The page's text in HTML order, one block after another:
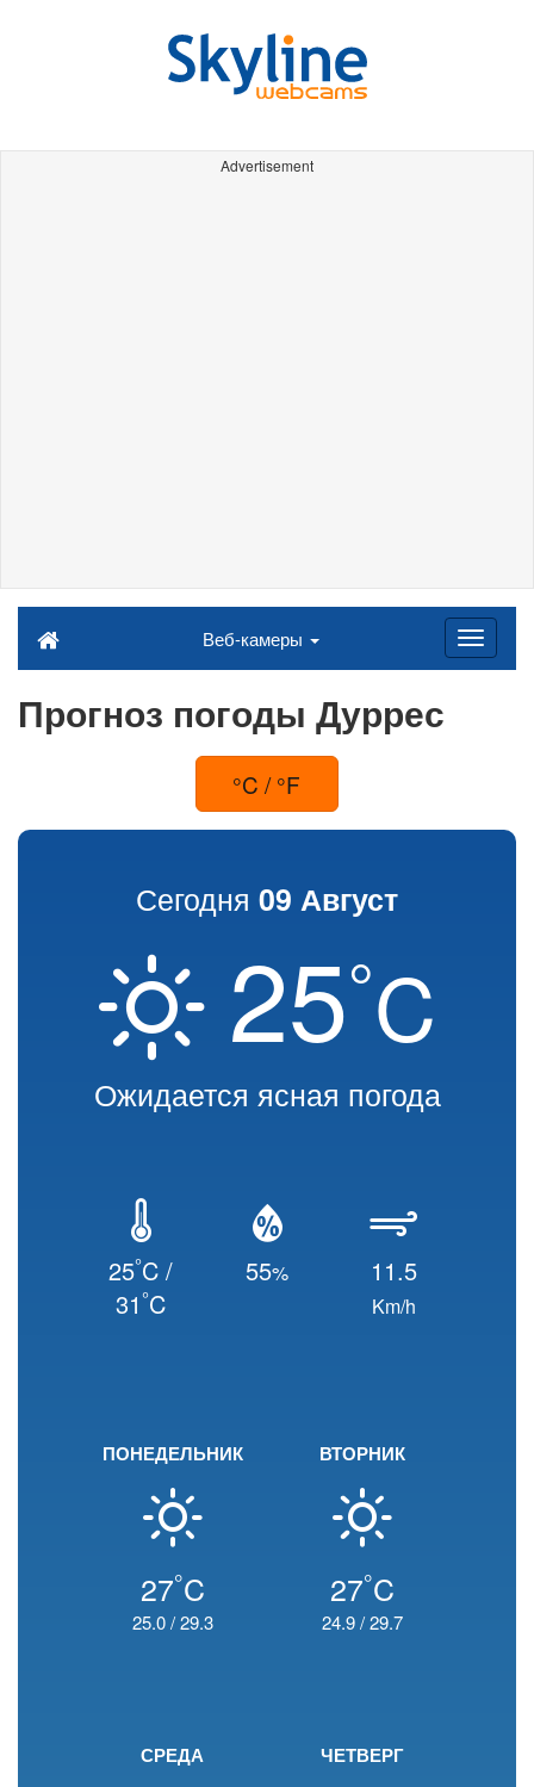
Advertisement
Веб-камеры
Прогноз погоды Дуррес
°C / °F
Сегодня 09 Август
25°C
Ожидается ясная погода
25°C /
31°C
55% 11.5
Km/h
ПОНЕДЕЛЬНИК
27°C
25.0/29.3
ВТОРНИК
27°C
24.9/29.7
СРЕДА ЧЕТВЕРГ